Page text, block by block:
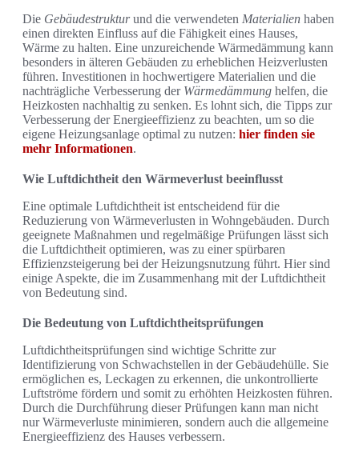
Die Gebäudestrukturund die verwendeten Materialien haben
einen direkten Einfluss auf die Fähigkeit eines Hauses,
Wärme zu halten. Eine unzureichende Wärmedämmung kann
besonders in älteren Gebäuden zu erheblichen Heizverlusten
führen. Investitionen in hochwertigere Materialien und die
nachträgliche Verbesserung der Wärmedämmung helfen, die
Heizkosten nachhaltig zu senken. Es lohnt sich, die Tipps zur
Verbesserung der Energieeffizienz zu beachten, um so die
eigene Heizungsanlage optimal zu nutzen: hier finden sie
mehr Informationen.
Wie Luftdichtheit den Wärmeverlust beeinflusst
Eine optimale Luftdichtheit ist entscheidend für die
Reduzierung von Wärmeverlusten in Wohngebäuden. Durch
geeignete Maßnahmen und regelmäßige Prüfungen lässt sich
die Luftdichtheit optimieren, was zu einer spürbaren
Effizienzsteigerung bei der Heizungsnutzung führt. Hier sind
einige Aspekte, die im Zusammenhang mit der Luftdichtheit
von Bedeutung sind.
Die Bedeutung von Luftdichtheitsprüfungen
Luftdichtheitsprüfungen sind wichtige Schritte zur
Identifizierung von Schwachstellen in der Gebäudehülle. Sie
ermöglichen es, Leckagen zu erkennen, die unkontrollierte
Luftströme fördern und somit zu erhöhten Heizkosten führen.
Durch die Durchführung dieser Prüfungen kann man nicht
nur Wärmeverluste minimieren, sondern auch die allgemeine
Energieeffizienz des Hauses verbessern.